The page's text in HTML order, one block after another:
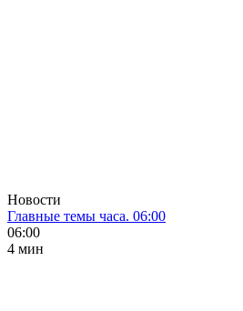
Новости
Главные темы часа. 06:00
06:00
4 мин